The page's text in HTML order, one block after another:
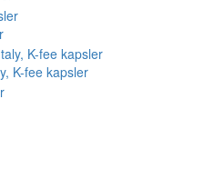
K-fee kapsler